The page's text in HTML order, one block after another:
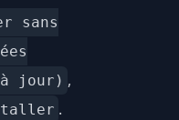
sans
jour) ,
.